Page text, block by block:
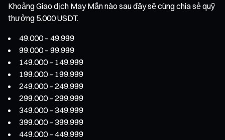
Khoảng Giao dịch May Mắn nào sau đây sẽ cùng chia sẻ quỹ
thưởng 5.000 USDT.
49.000 – 49.999
99.000 – 99.999
149.000 – 149.999
199.000 – 199.999
249.000 – 249.999
299.000 – 299.999
349.000 – 349.999
399.000 – 399.999
449.000 – 449.999